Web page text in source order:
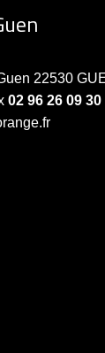
22530
02 96 26 09 30